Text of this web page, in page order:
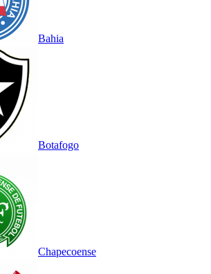
Bahia
Botafogo
Chapecoense